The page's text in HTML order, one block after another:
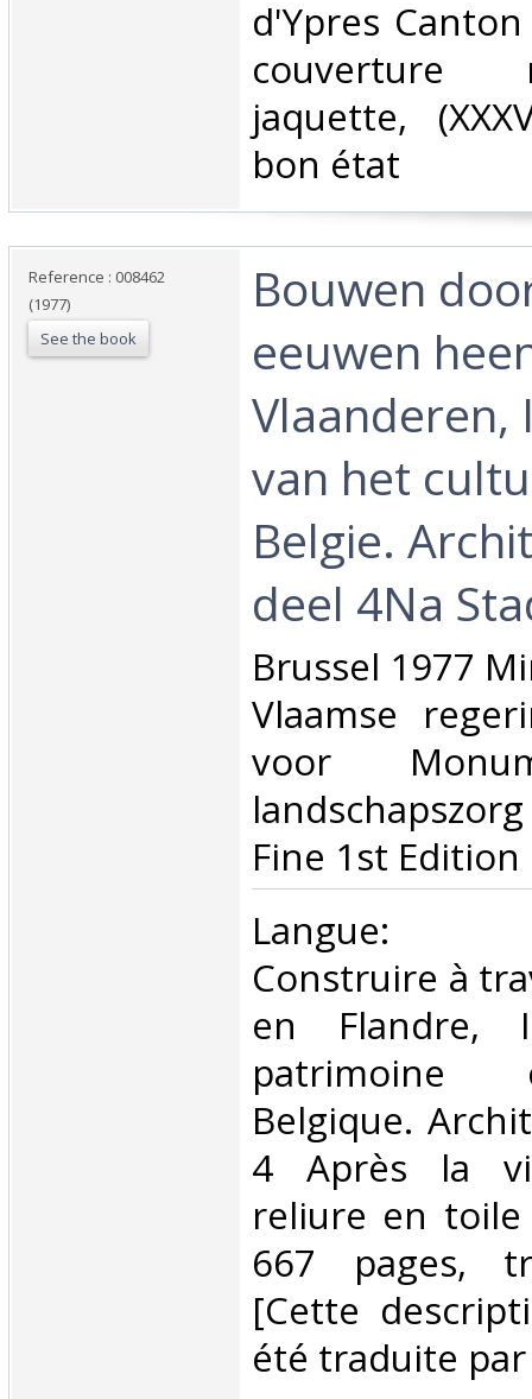
d'Ypres
couverture
jaquette,
bon état‎
Reference : 008462
(1977)
See the book
‎Bouwen
eeuwen
Vlaanderen,
van het
Belgie.
deel 4Na
‎Brussel 1977
Vlaamse
voor
Fine 1st Edition ‎
‎Langue:
Construire à
en Flandre,
patrimoine
Belgique.
4 Après la
reliure en toile
667 pages,
[Cette
été traduite